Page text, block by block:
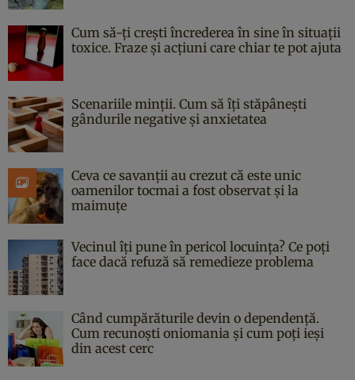
Cum să-ți crești încrederea în sine în situații
toxice. Fraze și acțiuni care chiar te pot ajuta
Scenariile minții. Cum să îți stăpânești
gândurile negative și anxietatea
Ceva ce savanții au crezut că este unic
oamenilor tocmai a fost observat și la
maimuțe
Vecinul îți pune în pericol locuința? Ce poți
face dacă refuză să remedieze problema
Când cumpărăturile devin o dependență.
Cum recunoști oniomania și cum poți ieși
din acest cerc